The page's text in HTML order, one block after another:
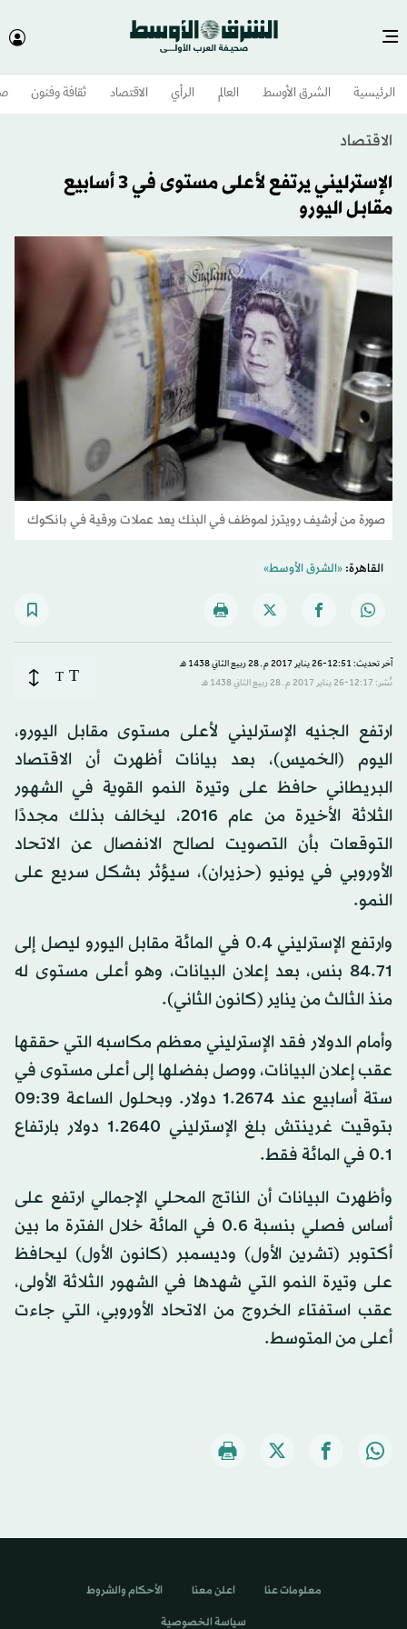
الرئيسية الشرق الأوسط​ العالم الرأي الاقتصاد ثقافة وفنون
الاقتصاد
الإسترليني يرتفع لأعلى مستوى في 3 أسابيع
مقابل اليورو
صورة من أرشيف رويترز لموظف في البنك يعد عملات ورقية في بانكوك
القاهرة:«الشرق الأوسط»
آخر تحديث: 12:51-26 يناير 2017 م ـ 28 ربيع الثاني 1438 هـ
نُشر: 12:17-26 يناير 2017 م ـ 28 ربيع الثاني 1438 هـ
T
T
ارتفع الجنيه الإسترليني لأعلى مستوى مقابل اليورو،
اليوم (الخميس)، بعد بيانات أظهرت أن الاقتصاد
البريطاني حافظ على وتيرة النمو القوية في الشهور
الثلاثة الأخيرة من عام 2016، ليخالف بذلك مجددًا
التوقعات بأن التصويت لصالح الانفصال عن الاتحاد
الأوروبي في يونيو (حزيران)، سيؤثر بشكل سريع على
النمو.
وارتفع الإسترليني 0.4 في المائة مقابل اليورو ليصل إلى
84.71 بنس، بعد إعلان البيانات، وهو أعلى مستوى له
منذ الثالث من يناير (كانون الثاني).
وأمام الدولار فقد الإسترليني معظم مكاسبه التي حققها
عقب إعلان البيانات، ووصل بفضلها إلى أعلى مستوى في
ستة أسابيع عند 1.2674 دولار. وبحلول الساعة 09:39
بتوقيت غرينتش بلغ الإسترليني 1.2640 دولار بارتفاع
0.1 في المائة فقط.
وأظهرت البيانات أن الناتج المحلي الإجمالي ارتفع على
أساس فصلي بنسبة 0.6 في المائة خلال الفترة ما بين
أكتوبر (تشرين الأول) وديسمبر (كانون الأول) ليحافظ
على وتيرة النمو التي شهدها في الشهور الثلاثة الأولى،
عقب استفتاء الخروج من الاتحاد الأوروبي، التي جاءت
أعلى من المتوسط.
معلومات عنا اعلن معنا الأحكام والشروط
سياسة الخصوصية